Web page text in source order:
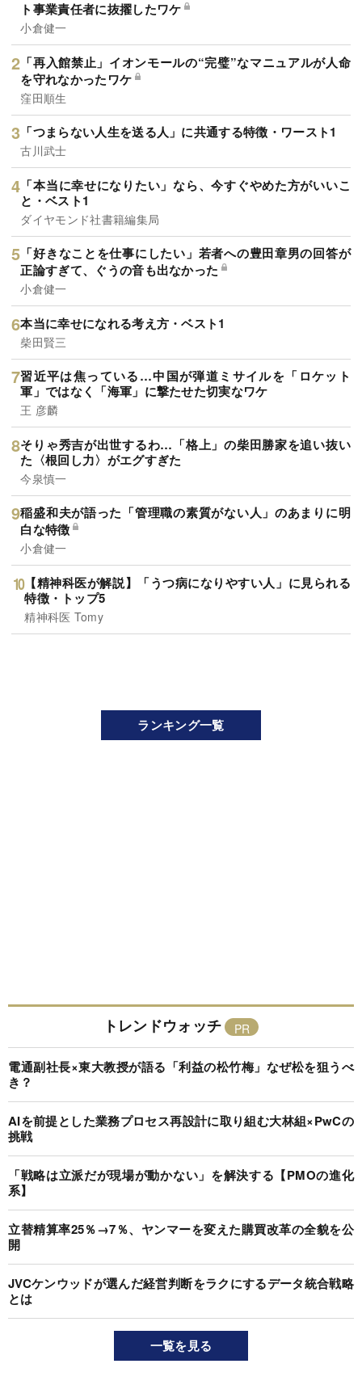
ト事業責任者に抜擢したワケ
小倉健一
「再入館禁止」イオンモールの“完璧”なマニュアルが人命
を守れなかったワケ
窪田順生
「つまらない人生を送る人」に共通する特徴・ワースト1
古川武士
「本当に幸せになりたい」なら、今すぐやめた方がいいこ
と・ベスト1
ダイヤモンド社書籍編集局
「好きなことを仕事にしたい」若者への豊田章男の回答が
正論すぎて、ぐうの音も出なかった
小倉健一
本当に幸せになれる考え方・ベスト1
柴田賢三
習近平は焦っている…中国が弾道ミサイルを「ロケット
軍」ではなく「海軍」に撃たせた切実なワケ
王 彦麟
そりゃ秀吉が出世するわ…「格上」の柴田勝家を追い抜い
た〈根回し力〉がエグすぎた
今泉慎一
稲盛和夫が語った「管理職の素質がない人」のあまりに明
白な特徴
小倉健一
【精神科医が解説】「うつ病になりやすい人」に見られる
特徴・トップ5
精神科医 Tomy
ランキング一覧
トレンドウォッチ
電通副社長×東大教授が語る「利益の松竹梅」なぜ松を狙うべ
き？
AIを前提とした業務プロセス再設計に取り組む大林組×PwCの
挑戦
「戦略は立派だが現場が動かない」を解決する【PMOの進化
系】
立替精算率25％→7％、ヤンマーを変えた購買改革の全貌を公
開
JVCケンウッドが選んだ経営判断をラクにするデータ統合戦略
とは
一覧を見る